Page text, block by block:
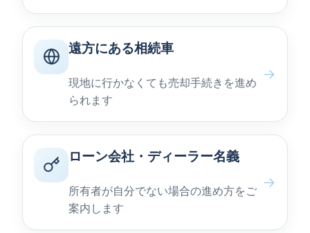
遠方にある相続車
現地に行かなくても売却手続きを進め
られます
→
ローン会社・ディーラー名義
所有者が自分でない場合の進め方をご
案内します
→